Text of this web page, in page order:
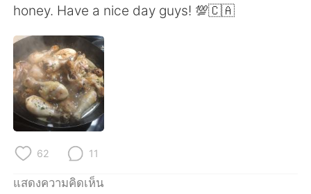
English
繁體中文
العربية
Deutsch
한국어
honey. Have a nice day guys! 💯🇨🇦
62 11
แสดงความคิดเห็น